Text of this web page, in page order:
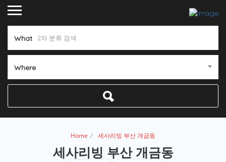
What
Where
Home 세사리빙 부산 개금동
세사리빙 부산 개금동